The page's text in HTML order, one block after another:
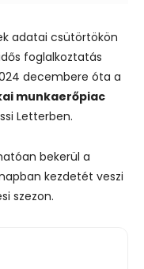
adatai csütörtökön
foglalkoztatás
decembere óta a
munkaerőpiac
Letterben.
bekerül a
kezdetét veszi
szezon.